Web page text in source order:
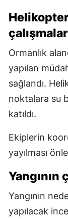
Ormanlık
yapılan
sağlandı.
noktalara su
katıldı.
Ekiplerin
yayılması
Yangının
Yangının
yapılacak